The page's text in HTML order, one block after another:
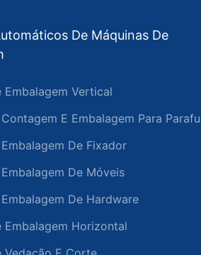
De Máquinas De
Embalagem Vertical
E Embalagem Para
De Fixador
De Móveis
De Hardware
Embalagem Horizontal